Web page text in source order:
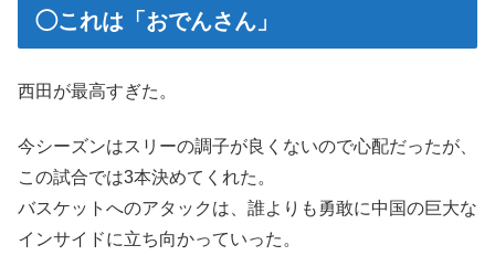
◯これは「おでんさん」
西田が最高すぎた。
今シーズンはスリーの調子が良くないので心配だったが、
この試合では3本決めてくれた。
バスケットへのアタックは、誰よりも勇敢に中国の巨大な
インサイドに立ち向かっていった。